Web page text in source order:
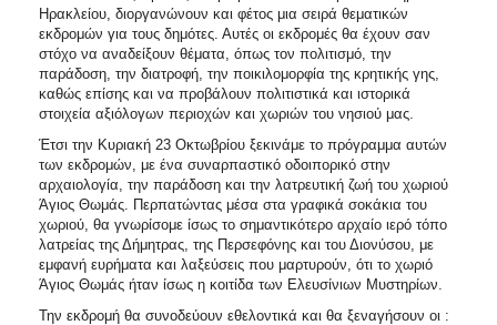
2020
2019
2018
2017
2016
2015
2013
2012
2011
2010
Ηρακλείου, διοργανώνουν και φέτος μια σειρά θεματικών
εκδρομών για τους δημότες. Αυτές οι εκδρομές θα έχουν σαν
στόχο να αναδείξουν θέματα, όπως τον πολιτισμό, την
παράδοση, την διατροφή, την ποικιλομορφία της κρητικής γης,
καθώς επίσης και να προβάλουν πολιτιστικά και ιστορικά
στοιχεία αξιόλογων περιοχών και χωριών του νησιού μας.
Έτσι την Κυριακή 23 Οκτωβρίου ξεκινάμε το πρόγραμμα αυτών
των εκδρομών, με ένα συναρπαστικό οδοιπορικό στην
αρχαιολογία, την παράδοση και την λατρευτική ζωή του χωριού
Άγιος Θωμάς. Περπατώντας μέσα στα γραφικά σοκάκια του
χωριού, θα γvωρίσομε ίσως το σημαντικότερο αρχαίο ιερό τόπο
λατρείας της Δήμητρας, της Περσεφόνης και του Διονύσου, με
εμφανή ευρήματα και λαξεύσεις που μαρτυρούν, ότι το χωριό
Άγιος Θωμάς ήταν ίσως η κοιτίδα των Ελευσίνιων Μυστηρίων.
Την εκδρομή θα συνοδεύουν εθελοντικά και θα ξεναγήσουν οι :